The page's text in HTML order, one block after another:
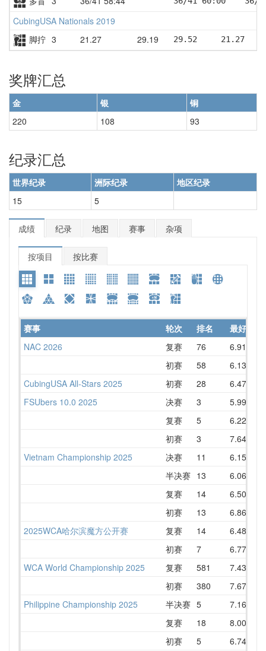
CubingUSA Nationals 2019
脚拧 3 21.27 29.19 29.52     21.27
奖牌汇总
金 银
铜
220
108 93
纪录汇总
世界纪录 洲际纪录
地区纪录
15
5
成绩 纪录 地图 赛事 杂项
按项目 按比赛
赛事 轮次 排名 最好
NAC 2026
复赛 76 6.91
初赛
58 6.13
CubingUSA All-Stars 2025
初赛 28 6.47
FSUbers 10.0 2025
决赛 3 5.99
复赛
5 6.22
初赛
3 7.64
Vietnam Championship 2025
决赛 11 6.15
半决赛 13 6.06
复赛
14 6.50
初赛
13 6.86
2025WCA哈尔滨魔方公开赛
复赛 14 6.48
初赛
7 6.77
WCA World Championship 2025
复赛 581 7.43
初赛
380 7.67
Philippine Championship 2025
半决赛 5 7.16
复赛
18 8.00
初赛
5 6.74